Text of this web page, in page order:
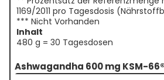
1169/2011 pro Tagesdosis
*** Nicht Vorhanden
Inhalt
480 g = 30 Tagesdosen
Ashwagandha 600 mg KSM-